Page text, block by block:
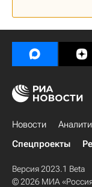
Новости
Спецпроекты
Версия 2023.1 Beta
© 2026 МИА